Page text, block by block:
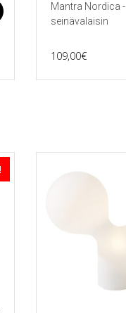
Lisää ostoskoriin
Mantra Nordica -
seinävalaisin
109,00€